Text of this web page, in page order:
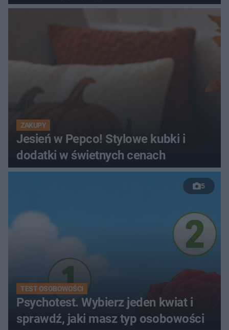
ZAKUPY
Jesień w Pepco! Stylowe kubki i
dodatki w świetnych cenach
5
TEST OSOBOWOŚCI
Psychotest. Wybierz jeden kwiat i
sprawdź, jaki masz typ osobowości